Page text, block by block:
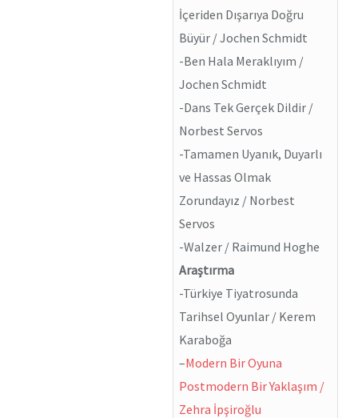
İçeriden Dışarıya Doğru
Büyür / Jochen Schmidt
-Ben Hala Meraklıyım /
Jochen Schmidt
-Dans Tek Gerçek Dildir /
Norbest Servos
-Tamamen Uyanık, Duyarlı
ve Hassas Olmak
Zorundayız / Norbest
Servos
-Walzer / Raimund Hoghe
Araştırma
-Türkiye Tiyatrosunda
Tarihsel Oyunlar / Kerem
Karaboğa
–Modern Bir Oyuna
Postmodern Bir Yaklaşım /
Zehra İpşiroğlu